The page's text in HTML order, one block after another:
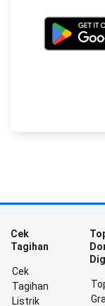
Cek
Tagihan
Cek
Tagihan
Listrik